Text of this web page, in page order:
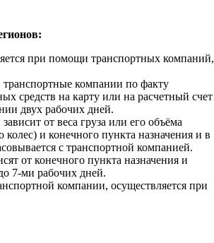
при помощи транспортных компаний,
транспортные компании по факту
средств на карту или на расчетный счет
двух рабочих дней.
от веса груза или его объёма
колес) и конечного пункта назначения и в
с транспортной компанией.
от конечного пункта назначения и
7-ми рабочих дней.
компании, осуществляется при